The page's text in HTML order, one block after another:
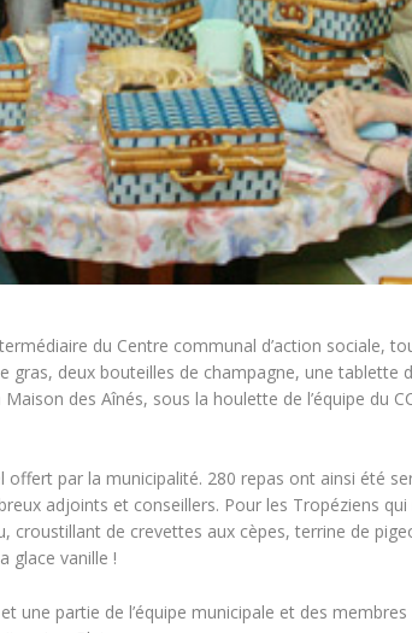
du Centre communal d’action sociale,
gras, deux bouteilles de champagne, une
des Aînés, sous la houlette de l’équipe du
par la municipalité. 280 repas ont ainsi été
adjoints et conseillers. Pour les Tropéziens
croustillant de crevettes aux cèpes, terrine de
glace vanille !
une partie de l’équipe municipale et des